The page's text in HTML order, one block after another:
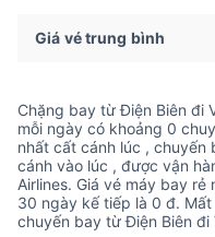
Giá vé trung bình
Chặng bay từ Điện Biên đi
mỗi ngày có khoảng 0
nhất cất cánh lúc , chuyến
cánh vào lúc , được vận
Airlines. Giá vé máy bay
30 ngày kế tiếp là 0 đ.
chuyến bay từ Điện Biên đi